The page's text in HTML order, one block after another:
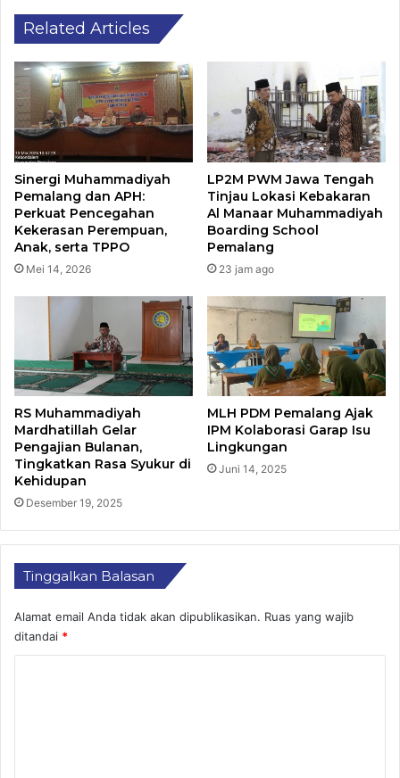
Related Articles
Sinergi Muhammadiyah
Pemalang dan APH:
Perkuat Pencegahan
Kekerasan Perempuan,
Anak, serta TPPO​
Mei 14, 2026
LP2M PWM Jawa Tengah
Tinjau Lokasi Kebakaran
Al Manaar Muhammadiyah
Boarding School
Pemalang
23 jam ago
RS Muhammadiyah
Mardhatillah Gelar
Pengajian Bulanan,
Tingkatkan Rasa Syukur di
Kehidupan
Desember 19, 2025
MLH PDM Pemalang Ajak
IPM Kolaborasi Garap Isu
Lingkungan
Juni 14, 2025
Tinggalkan Balasan
Alamat email Anda tidak akan dipublikasikan. Ruas yang wajib
ditandai *